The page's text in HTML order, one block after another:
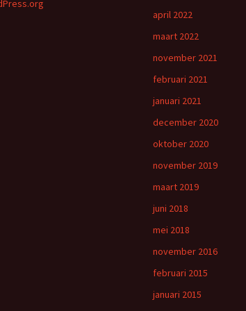
april 2022
maart 2022
november 2021
februari 2021
januari 2021
december 2020
oktober 2020
november 2019
maart 2019
juni 2018
mei 2018
november 2016
februari 2015
januari 2015